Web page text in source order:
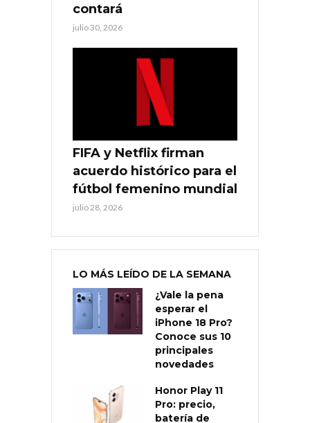
contará
julio 30, 2026
FIFA y Netflix firman
acuerdo histórico para el
fútbol femenino mundial
julio 28, 2026
LO MÁS LEÍDO DE LA SEMANA
¿Vale la pena
esperar el
iPhone 18 Pro?
Conoce sus 10
principales
novedades
Honor Play 11
Pro: precio,
batería de